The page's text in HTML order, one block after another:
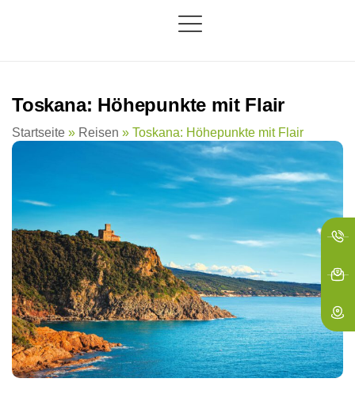
Toskana: Höhepunkte mit Flair
Startseite » Reisen » Toskana: Höhepunkte mit Flair